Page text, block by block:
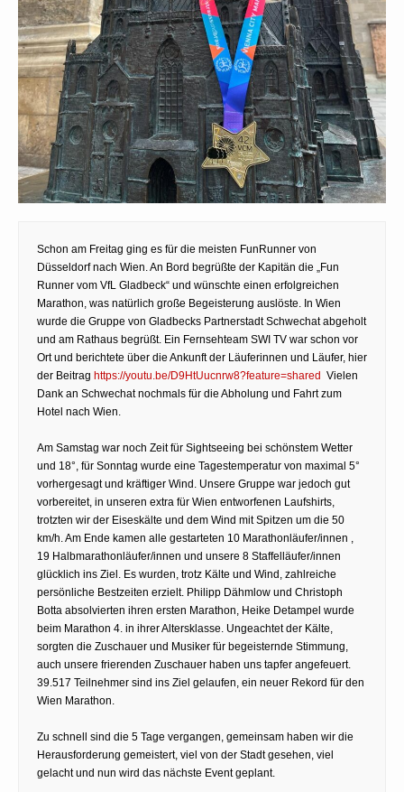
Schon am Freitag ging es für die meisten FunRunner von
Düsseldorf nach Wien. An Bord begrüßte der Kapitän die „Fun
Runner vom VfL Gladbeck“ und wünschte einen erfolgreichen
Marathon, was natürlich große Begeisterung auslöste. In Wien
wurde die Gruppe von Gladbecks Partnerstadt Schwechat abgeholt
und am Rathaus begrüßt. Ein Fernsehteam SWI TV war schon vor
Ort und berichtete über die Ankunft der Läuferinnen und Läufer, hier
der Beitrag https://youtu.be/D9HtUucnrw8?feature=shared Vielen
Dank an Schwechat nochmals für die Abholung und Fahrt zum
Hotel nach Wien.
Am Samstag war noch Zeit für Sightseeing bei schönstem Wetter
und 18°, für Sonntag wurde eine Tagestemperatur von maximal 5°
vorhergesagt und kräftiger Wind. Unsere Gruppe war jedoch gut
vorbereitet, in unseren extra für Wien entworfenen Laufshirts,
trotzten wir der Eiseskälte und dem Wind mit Spitzen um die 50
km/h. Am Ende kamen alle gestarteten 10 Marathonläufer/innen ,
19 Halbmarathonläufer/innen und unsere 8 Staffelläufer/innen
glücklich ins Ziel. Es wurden, trotz Kälte und Wind, zahlreiche
persönliche Bestzeiten erzielt. Philipp Dähmlow und Christoph
Botta absolvierten ihren ersten Marathon, Heike Detampel wurde
beim Marathon 4. in ihrer Altersklasse. Ungeachtet der Kälte,
sorgten die Zuschauer und Musiker für begeisternde Stimmung,
auch unsere frierenden Zuschauer haben uns tapfer angefeuert.
39.517 Teilnehmer sind ins Ziel gelaufen, ein neuer Rekord für den
Wien Marathon.
Zu schnell sind die 5 Tage vergangen, gemeinsam haben wir die
Herausforderung gemeistert, viel von der Stadt gesehen, viel
gelacht und nun wird das nächste Event geplant.